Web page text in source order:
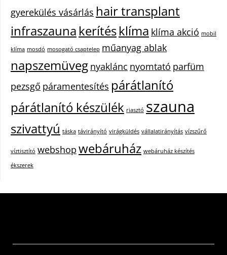
gyerekülés vásárlás hair transplant
infraszauna kerítésklíma klíma akció mobil
klíma mosdó mosogató csaptelep műanyag ablak
napszemüveg nyaklánc nyomtató parfüm
pezsgő páramentesítés párátlanító
párátlanító készülék riasztó szauna
szivattyú táska távirányító virágküldés vállalatirányítás vízszűrő
víztisztító webshop webáruház webáruház készítés
ékszerek